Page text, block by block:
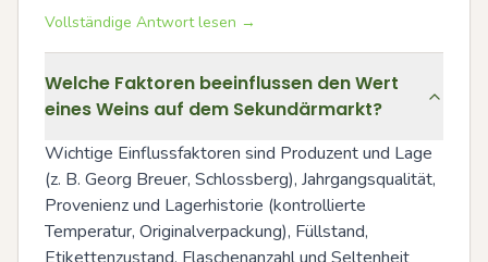
Vollständige Antwort lesen →
Welche Faktoren beeinflussen den Wert
eines Weins auf dem Sekundärmarkt?
Wichtige Einflussfaktoren sind Produzent und Lage
(z. B. Georg Breuer, Schlossberg), Jahrgangsqualität,
Provenienz und Lagerhistorie (kontrollierte
Temperatur, Originalverpackung), Füllstand,